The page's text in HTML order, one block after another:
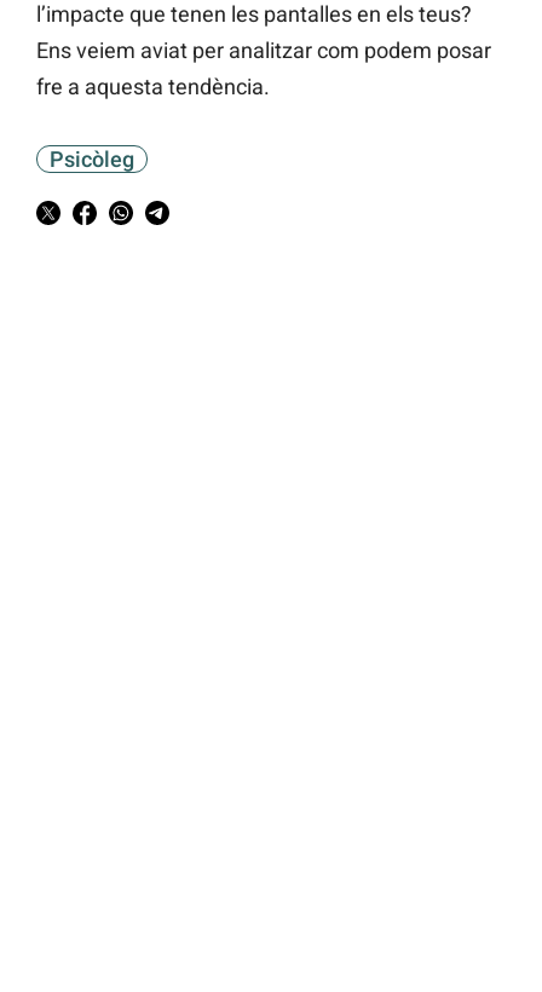
l’impacte que tenen les pantalles en els teus?
Ens veiem aviat per analitzar com podem posar
fre a aquesta tendència.
Psicòleg